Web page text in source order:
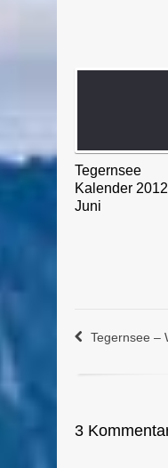
Tegernsee
Kalender
Juni
Tegernsee –
3